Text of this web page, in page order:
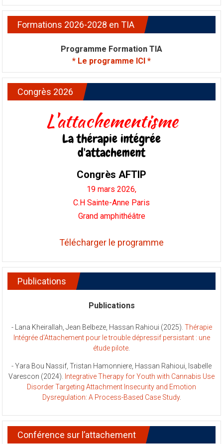
Formations 2026-2028 en TIA
Programme Formation TIA
* Le programme ICI *
Congrès 2026
L'attachementisme
La thérapie intégrée
d'attachement
Congrès AFTIP
19 mars 2026,
C.H Sainte-Anne Paris
Grand amphithéâtre
Télécharger le programme
Publications
Publications
- Lana Kheirallah, Jean Belbeze, Hassan Rahioui (2025). Thérapie
Intégrée d’Attachement pour le trouble dépressif persistant : une
étude pilote
- Yara Bou Nassif, Tristan Hamonniere, Hassan Rahioui, Isabelle
Varescon (2024).
Integrative Therapy for Youth with Cannabis Use
Disorder Targeting Attachment Insecurity and Emotion
Dysregulation: A Process-Based Case Study.
Conférence sur l’attachement